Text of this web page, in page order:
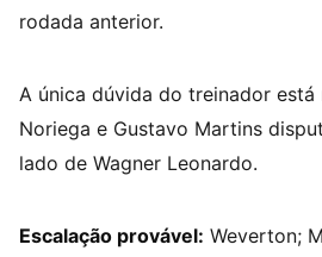
rodada anterior.
A única dúvida do treinador está
Noriega e Gustavo Martins
lado de Wagner Leonardo.
Escalação provável: Weverton;